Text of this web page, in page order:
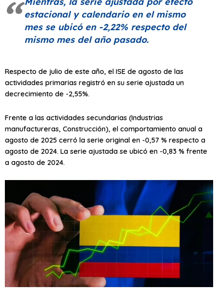
estacional y calendario en el mismo
mes se ubicó en -2,22% respecto del
mismo mes del año pasado.
Respecto de julio de este año, el ISE de agosto de las
actividades primarias registró en su serie ajustada un
decrecimiento de -2,55%.
Frente a las actividades secundarias (Industrias
manufactureras, Construcción), el comportamiento anual a
agosto de 2025 cerró la serie original en -0,57 % respecto a
agosto de 2024. La serie ajustada se ubicó en -0,83 % frente
a agosto de 2024.